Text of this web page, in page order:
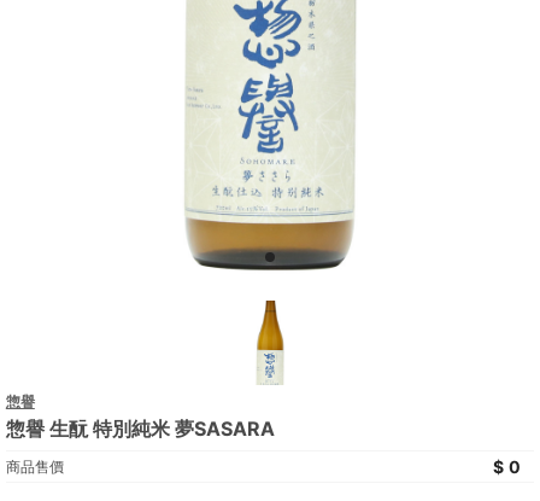
惣譽
惣譽 生酛 特別純米 夢SASARA
商品售價 0